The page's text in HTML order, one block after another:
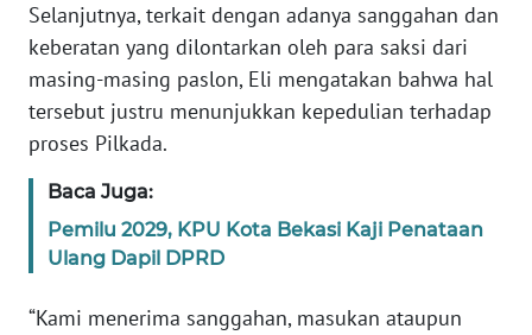
Selanjutnya, terkait dengan adanya sanggahan dan
keberatan yang dilontarkan oleh para saksi dari
masing-masing paslon, Eli mengatakan bahwa hal
tersebut justru menunjukkan kepedulian terhadap
proses Pilkada.
Baca Juga:
Pemilu 2029, KPU Kota Bekasi Kaji Penataan
Ulang Dapil DPRD
“Kami menerima sanggahan, masukan ataupun
JAMBI
WN
SULTRA
NTB
WN